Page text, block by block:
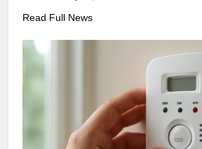
Read Full News